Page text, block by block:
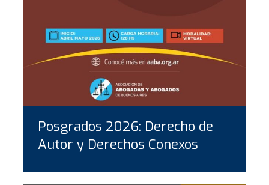
Posgrados 2026: Derecho de
Autor y Derechos Conexos